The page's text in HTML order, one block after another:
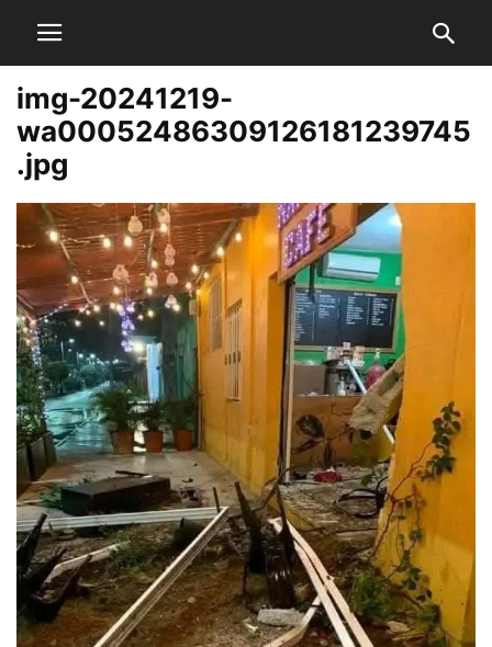
img-20241219-
wa00052486309126181239745
.jpg